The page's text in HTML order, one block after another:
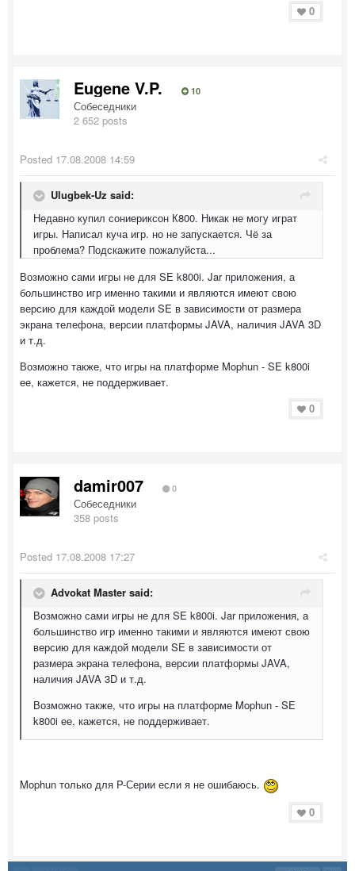
0
Eugene V.P. 10
Собеседники
2 652 posts
Posted 17.08.2008 14:59
Ulugbek-Uz said:
Недавно купил сониериксон К800. Никак не могу играт
игры. Написал куча игр. но не запускается. Чё за
проблема? Подскажите пожалуйста...
Возможно сами игры не для SE k800i. Jar приложения, а
большинство игр именно такими и являются имеют свою
версию для каждой модели SE в зависимости от размера
экрана телефона, версии платформы JAVA, наличия JAVA 3D
и т.д.
Возможно также, что игры на платформе Mophun - SE k800i
ее, кажется, не поддерживает.
0
damir007 0
Собеседники
358 posts
Posted 17.08.2008 17:27
Advokat Master said:
Возможно сами игры не для SE k800i. Jar приложения, а
большинство игр именно такими и являются имеют свою
версию для каждой модели SE в зависимости от
размера экрана телефона, версии платформы JAVA,
наличия JAVA 3D и т.д.
Возможно также, что игры на платформе Mophun - SE
k800i ее, кажется, не поддерживает.
Mophun только для P-Серии если я не ошибаюсь.
0